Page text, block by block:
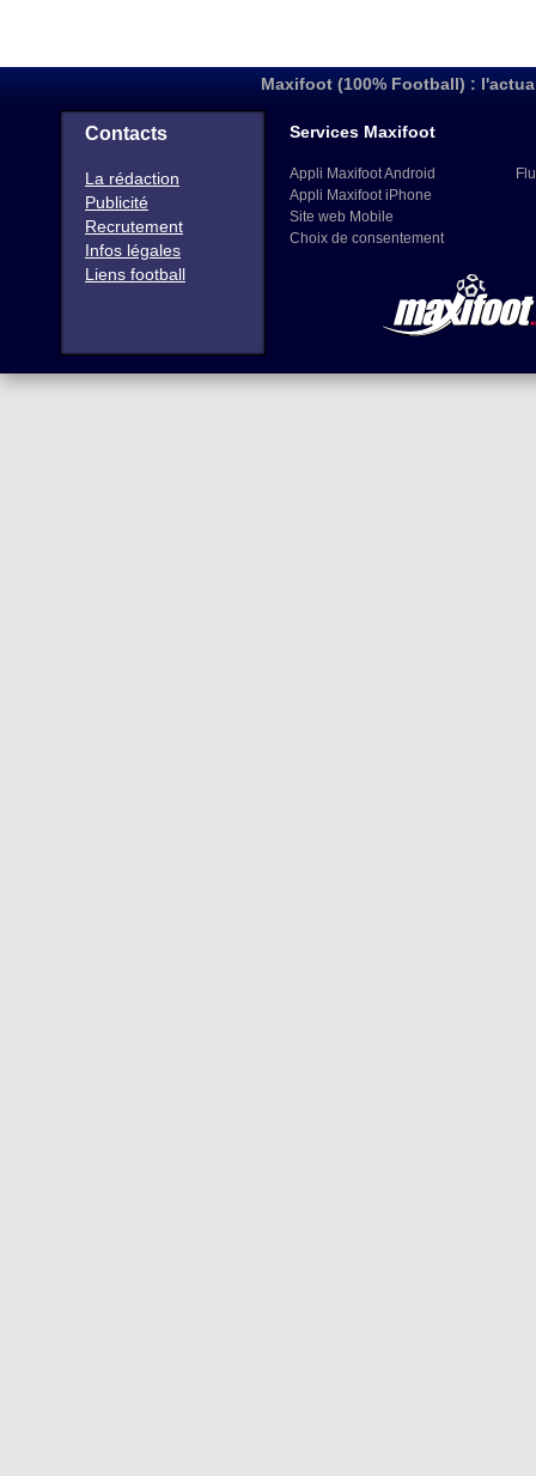
Maxifoot (100% Football) :
Contacts
La rédaction
Publicité
Recrutement
Infos légales
Liens football
Services Maxifoot
Appli Maxifoot Android
Appli Maxifoot iPhone
Site web Mobile
Choix de consentement